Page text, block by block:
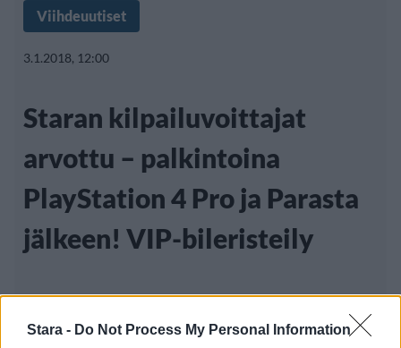
Stara - Do Not Process My Personal Information
Viihdeuutiset
3.1.2018, 12:00
Staran kilpailuvoittajat
arvottu – palkintoina
PlayStation 4 Pro ja Parasta
jälkeen! VIP-bileristeily
Staran joulukuun lukijakilpailuissa Facebook-
tykkääjien kesken arvottiin upeat palkinnot,